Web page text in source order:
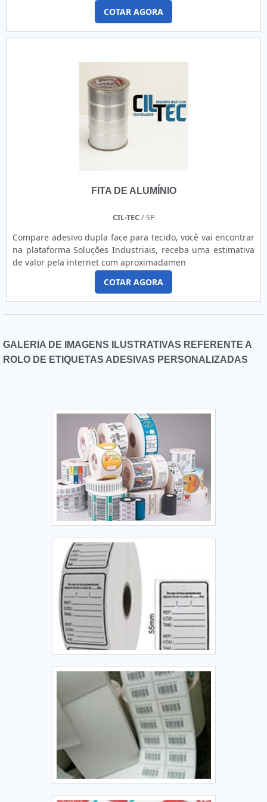
em rotuladoras automáticas ou ainda para serem utilizadas
em impressoras térmicas. As etiquetas adesivas para
órgãos públicos possuem atestados de capacidade técnica
e amostras de etiquetas dos mais diversos tipos de órgãos
COTAR AGORA
FITA DE ALUMÍNIO
CIL-TEC/ SP
Compare adesivo dupla face para tecido, você vai encontrar
na plataforma Soluções Industriais, receba uma estimativa
de valor pela internet com aproximadamen
COTAR AGORA
GALERIA DE IMAGENS ILUSTRATIVAS REFERENTE A
ROLO DE ETIQUETAS ADESIVAS PERSONALIZADAS